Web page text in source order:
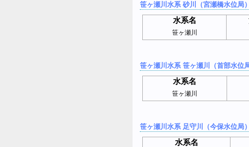
笹ヶ瀬川水系 砂川（宮瀬橋水位局
水系名
笹ヶ瀬川
笹ヶ瀬川水系 笹ヶ瀬川（首部水位
水系名
笹ヶ瀬川
笹ヶ瀬川水系 足守川（今保水位局
水系名